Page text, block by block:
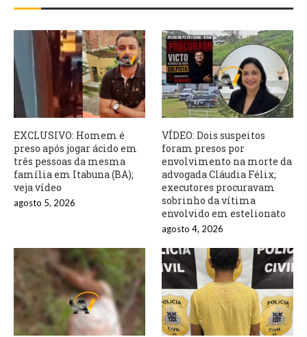
EXCLUSIVO: Homem é
preso após jogar ácido em
três pessoas da mesma
família em Itabuna (BA);
veja vídeo
agosto 5, 2026
VÍDEO: Dois suspeitos
foram presos por
envolvimento na morte da
advogada Cláudia Félix;
executores procuravam
sobrinho da vítima
envolvido em estelionato
agosto 4, 2026